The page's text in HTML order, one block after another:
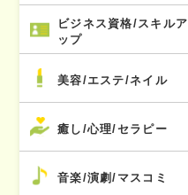
ビジネス資格/スキルア
ップ
美容/エステ/ネイル
癒し/心理/セラピー
音楽/演劇/マスコミ